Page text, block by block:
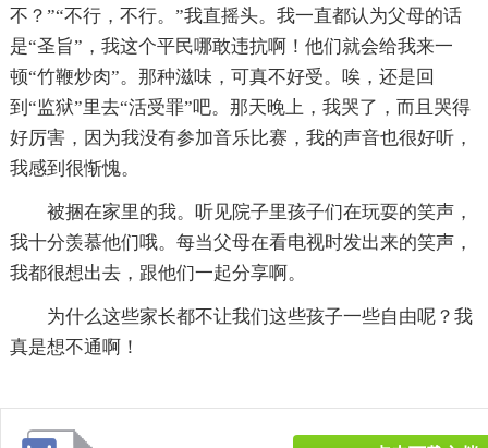
不？”“不行，不行。”我直摇头。我一直都认为父母的话
是“圣旨”，我这个平民哪敢违抗啊！他们就会给我来一
顿“竹鞭炒肉”。那种滋味，可真不好受。唉，还是回
到“监狱”里去“活受罪”吧。那天晚上，我哭了，而且哭得
好厉害，因为我没有参加音乐比赛，我的声音也很好听，
我感到很惭愧。
被捆在家里的我。听见院子里孩子们在玩耍的笑声，
我十分羡慕他们哦。每当父母在看电视时发出来的笑声，
我都很想出去，跟他们一起分享啊。
为什么这些家长都不让我们这些孩子一些自由呢？我
真是想不通啊！